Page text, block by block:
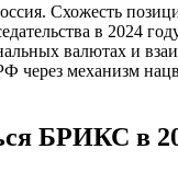
Схожесть
в 2024
валютах и
через механизм
БРИКС в